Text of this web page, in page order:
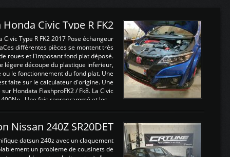
Civic Type R FK2
Type R FK2 2017 Pose échangeur
différentes pièces se montent très
roues et l'imposant fond plat déposé.
légere découpe du plastique inferieur,
le fonctionnement du fond plat. Une
faite sur le calculateur d'origine. Une
Hondata FlashproFK2 / Fk8. La Civic
, Une fois reprogrammé et les ...
Nissan 240Z SR20DET
datsun 240z avec un claquement
un probleme de cousinets de